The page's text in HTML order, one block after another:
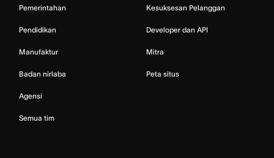
Pemerintahan
Pendidikan
Manufaktur
Badan nirlaba
Agensi
Semua tim
Kesuksesan Pelanggan
Developer dan API
Mitra
Peta situs